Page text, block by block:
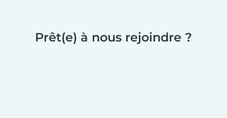
Prêt(e) à nous rejoindre ?